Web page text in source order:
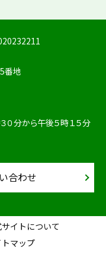
番地
分から午後５時１５分
合わせ
イトについて
マップ